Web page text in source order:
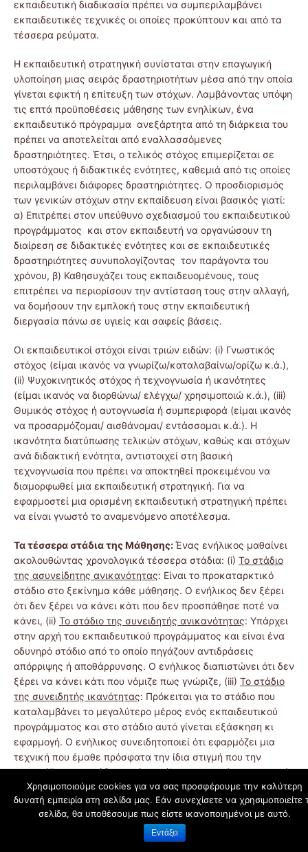
εκπαιδευτική διαδικασία πρέπει να συμπεριλαμβάνει
εκπαιδευτικές τεχνικές οι οποίες προκύπτουν και από τα
τέσσερα ρεύματα.
Η εκπαιδευτική στρατηγική συνίσταται στην επαγωγική
υλοποίηση μιας σειράς δραστηριοτήτων μέσα από την οποία
γίνεται εφικτή η επίτευξη των στόχων. Λαμβάνοντας υπόψη
τις επτά προϋποθέσεις μάθησης των ενηλίκων, ένα
εκπαιδευτικό πρόγραμμα ανεξάρτητα από τη διάρκεια του
πρέπει να αποτελείται από εναλλασσόμενες
δραστηριότητες. Έτσι, ο τελικός στόχος επιμερίζεται σε
υποστόχους ή διδακτικές ενότητες, καθεμιά από τις οποίες
περιλαμβάνει διάφορες δραστηριότητες. Ο προσδιορισμός
των γενικών στόχων στην εκπαίδευση είναι βασικός γιατί:
α) Επιτρέπει στον υπεύθυνο σχεδιασμού του εκπαιδευτικού
προγράμματος και στον εκπαιδευτή να οργανώσουν τη
διαίρεση σε διδακτικές ενότητες και σε εκπαιδευτικές
δραστηριότητες συνυπολογίζοντας τον παράγοντα του
χρόνου, β) Καθησυχάζει τους εκπαιδευομένους, τους
επιτρέπει να περιορίσουν την αντίσταση τους στην αλλαγή,
να δομήσουν την εμπλοκή τους στην εκπαιδευτική
διεργασία πάνω σε υγιείς και σαφείς βάσεις.
Οι εκπαιδευτικοί στόχοι είναι τριών ειδών: (i) Γνωστικός
στόχος (είμαι ικανός να γνωρίζω/καταλαβαίνω/ορίζω κ.ά.),
(ii) Ψυχοκινητικός στόχος ή τεχνογνωσία ή ικανότητες
(είμαι ικανός να διορθώνω/ ελέγχω/ χρησιμοποιώ κ.ά.), (iii)
Θυμικός στόχος ή αυτογνωσία ή συμπεριφορά (είμαι ικανός
να προσαρμόζομαι/ αισθάνομαι/ εντάσσομαι κ.ά.). Η
ικανότητα διατύπωσης τελικών στόχων, καθώς και στόχων
ανά διδακτική ενότητα, αντιστοιχεί στη βασική
τεχνογνωσία που πρέπει να αποκτηθεί προκειμένου να
διαμορφωθεί μια εκπαιδευτική στρατηγική. Για να
εφαρμοστεί μια ορισμένη εκπαιδευτική στρατηγική πρέπει
να είναι γνωστό το αναμενόμενο αποτέλεσμα.
Τα τέσσερα στάδια της Μάθησης:Ένας ενήλικος μαθαίνει
ακολουθώντας χρονολογικά τέσσερα στάδια: (i) Το στάδιο
της ασυνείδητης ανικανότητας: Είναι το προκαταρκτικό
στάδιο στο ξεκίνημα κάθε μάθησης. Ο ενήλικος δεν ξέρει
ότι δεν ξέρει να κάνει κάτι που δεν προσπάθησε ποτέ να
κάνει, (ii) Το στάδιο της συνειδητής ανικανότητας: Υπάρχει
στην αρχή του εκπαιδευτικού προγράμματος και είναι ένα
οδυνηρό στάδιο από το οποίο πηγάζουν αντιδράσεις
απόρριψης ή αποθάρρυνσης. Ο ενήλικος διαπιστώνει ότι δεν
ξέρει να κάνει κάτι που νόμιζε πως γνώριζε, (iii) Το στάδιο
της συνειδητής ικανότητας: Πρόκειται για το στάδιο που
καταλαμβάνει το μεγαλύτερο μέρος ενός εκπαιδευτικού
προγράμματος και στο στάδιο αυτό γίνεται εξάσκηση κι
εφαρμογή. Ο ενήλικος συνειδητοποιεί ότι εφαρμόζει μια
τεχνική που έμαθε πρόσφατα την ίδια στιγμή που την
εφαρμόζει. Στο στάδιο αυτό ο ενήλικος μπορεί να εργαστεί
σε ομάδες ενεργοποιώντας την άμιλλα, καθώς και να
αναπτύξει την αυτοαξιολόγηση, (iv)Το στάδιο της
υποσυνείδητης ικανότητας : Στόχος της εκπαιδευτικής
στρατηγικής είναι να οδηγήσει κάθε συμμετέχοντα στο
Χρησιμοποιούμε cookies για να σας προσφέρουμε την καλύτερη
δυνατή εμπειρία στη σελίδα μας. Εάν συνεχίσετε να χρησιμοποιείτε
σελίδα, θα υποθέσουμε πως είστε ικανοποιημένοι με αυτό.
Εντάξει